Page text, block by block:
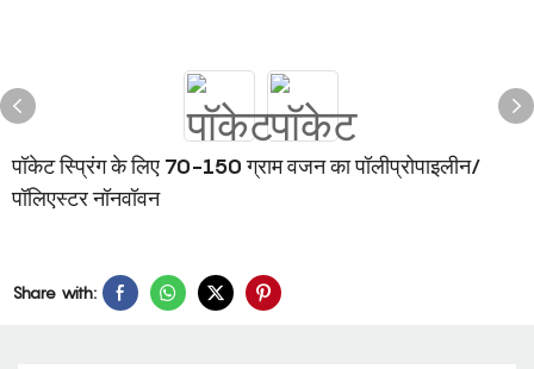
पॉकेट स्प्रिंग के लिए 70-150 ग्राम वजन का पॉलीप्रोपाइलीन/
पॉलिएस्टर नॉनवॉवन
Share with: